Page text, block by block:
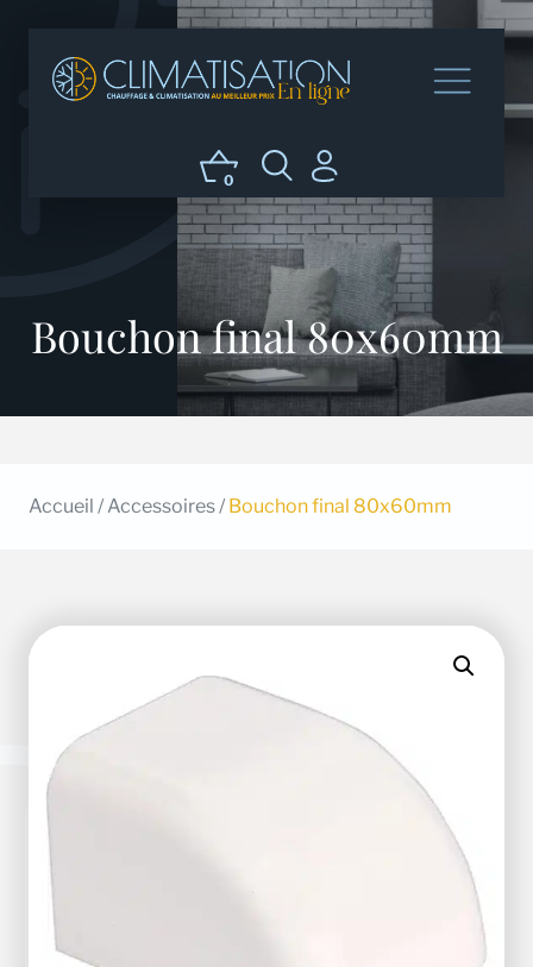
0
Bouchon final 80x60mm
Accueil / Accessoires/ Bouchon final 80x60mm